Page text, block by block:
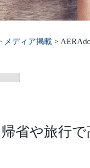
メディア掲載 >
帰省や旅行